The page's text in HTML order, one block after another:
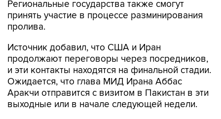
Региональные государства также смогут
принять участие в процессе разминирования
пролива.
Источник добавил, что США и Иран
продолжают переговоры через посредников,
и эти контакты находятся на финальной стадии.
Ожидается, что глава МИД Ирана Аббас
Аракчи отправится с визитом в Пакистан в эти
выходные или в начале следующей недели.